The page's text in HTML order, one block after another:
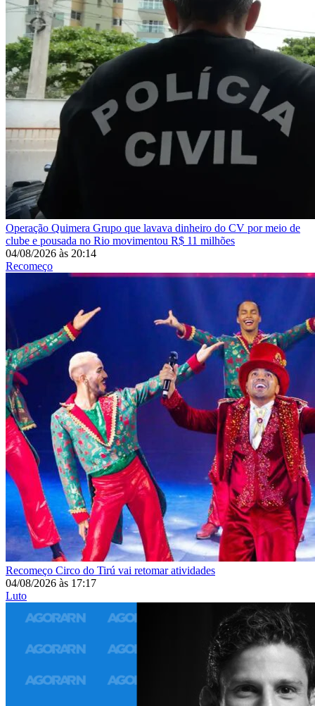
Operação Quimera Grupo que lavava dinheiro do CV por meio de
clube e pousada no Rio movimentou R$ 11 milhões
04/08/2026 às 20:14
Recomeço
Recomeço Circo do Tirú vai retomar atividades
04/08/2026 às 17:17
Luto